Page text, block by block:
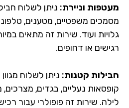
וניירת:ניתן לשלוח חבילות
משפטיים, מטענים, טלפונים
ועוד. שירות זה מתאים במיוחד
או דחופים.
קטנות:ניתן לשלוח מגוון
נעליים, בגדים, מצרכים, מחשב
שירות זה פופולרי עבור רכישות